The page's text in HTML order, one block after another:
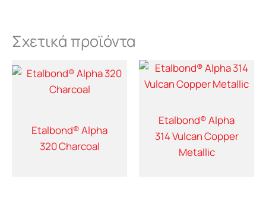
Σχετικά προϊόντα
Etalbond® Alpha
320 Charcoal
Etalbond® Alpha
314 Vulcan Copper
Metallic